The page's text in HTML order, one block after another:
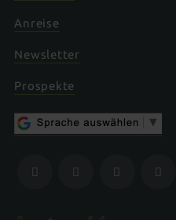
Anreise
Newsletter
Prospekte